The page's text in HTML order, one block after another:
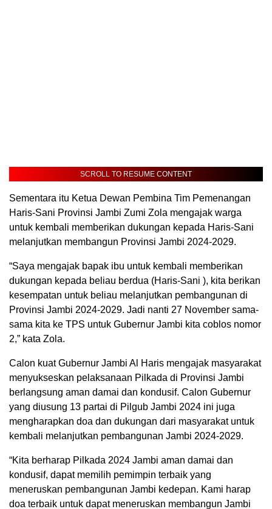
SCROLL TO RESUME CONTENT
Sementara itu Ketua Dewan Pembina Tim Pemenangan
Haris-Sani Provinsi Jambi Zumi Zola mengajak warga
untuk kembali memberikan dukungan kepada Haris-Sani
melanjutkan membangun Provinsi Jambi 2024-2029.
“Saya mengajak bapak ibu untuk kembali memberikan
dukungan kepada beliau berdua (Haris-Sani ), kita berikan
kesempatan untuk beliau melanjutkan pembangunan di
Provinsi Jambi 2024-2029. Jadi nanti 27 November sama-
sama kita ke TPS untuk Gubernur Jambi kita coblos nomor
2,” kata Zola.
Calon kuat Gubernur Jambi Al Haris mengajak masyarakat
menyukseskan pelaksanaan Pilkada di Provinsi Jambi
berlangsung aman damai dan kondusif. Calon Gubernur
yang diusung 13 partai di Pilgub Jambi 2024 ini juga
mengharapkan doa dan dukungan dari masyarakat untuk
kembali melanjutkan pembangunan Jambi 2024-2029.
“Kita berharap Pilkada 2024 Jambi aman damai dan
kondusif, dapat memilih pemimpin terbaik yang
meneruskan pembangunan Jambi kedepan. Kami harap
doa terbaik untuk dapat meneruskan membangun Jambi